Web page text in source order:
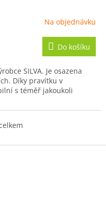
Na objednávku
Do košíku
SILVA. Je osazena
Díky pravítku v
s téměř jakoukoli